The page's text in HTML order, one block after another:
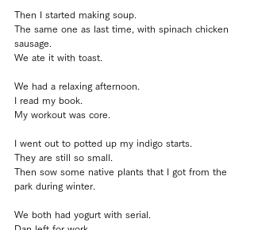
Then I started making soup.
The same one as last time, with spinach chicken
sausage.
We ate it with toast.
We had a relaxing afternoon.
I read my book.
My workout was core.
I went out to potted up my indigo starts.
They are still so small.
Then sow some native plants that I got from the
park during winter.
We both had yogurt with serial.